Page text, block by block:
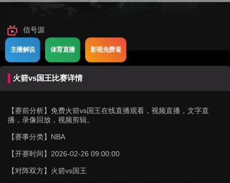
信号源
主播解说 体育直播 影视免费看
火箭vs国王比赛详情
【赛前分析】 免费火箭vs国王在线直播观看，视频直播，文字直
播，录像回放，视频剪辑。
【赛事分类】 NBA
【开赛时间】 2026-02-26 09:00:00
【对阵双方】 火箭vs国王